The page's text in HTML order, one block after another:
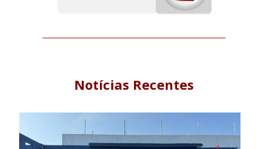
Notícias Recentes